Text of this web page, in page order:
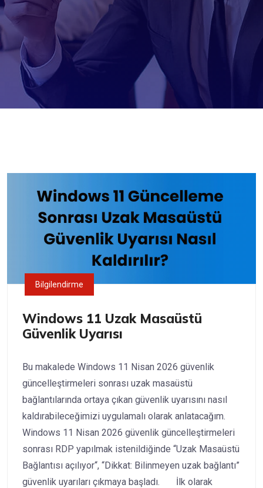
Bilgilendirme
Windows 11 Uzak Masaüstü
Güvenlik Uyarısı
Bu makalede Windows 11 Nisan 2026 güvenlik
güncelleştirmeleri sonrası uzak masaüstü
bağlantılarında ortaya çıkan güvenlik uyarısını nasıl
kaldırabileceğimizi uygulamalı olarak anlatacağım.
Windows 11 Nisan 2026 güvenlik güncelleştirmeleri
sonrası RDP yapılmak istenildiğinde “Uzak Masaüstü
Bağlantısı açılıyor“, “Dikkat: Bilinmeyen uzak bağlantı”
güvenlik uyarıları çıkmaya başladı. İlk olarak